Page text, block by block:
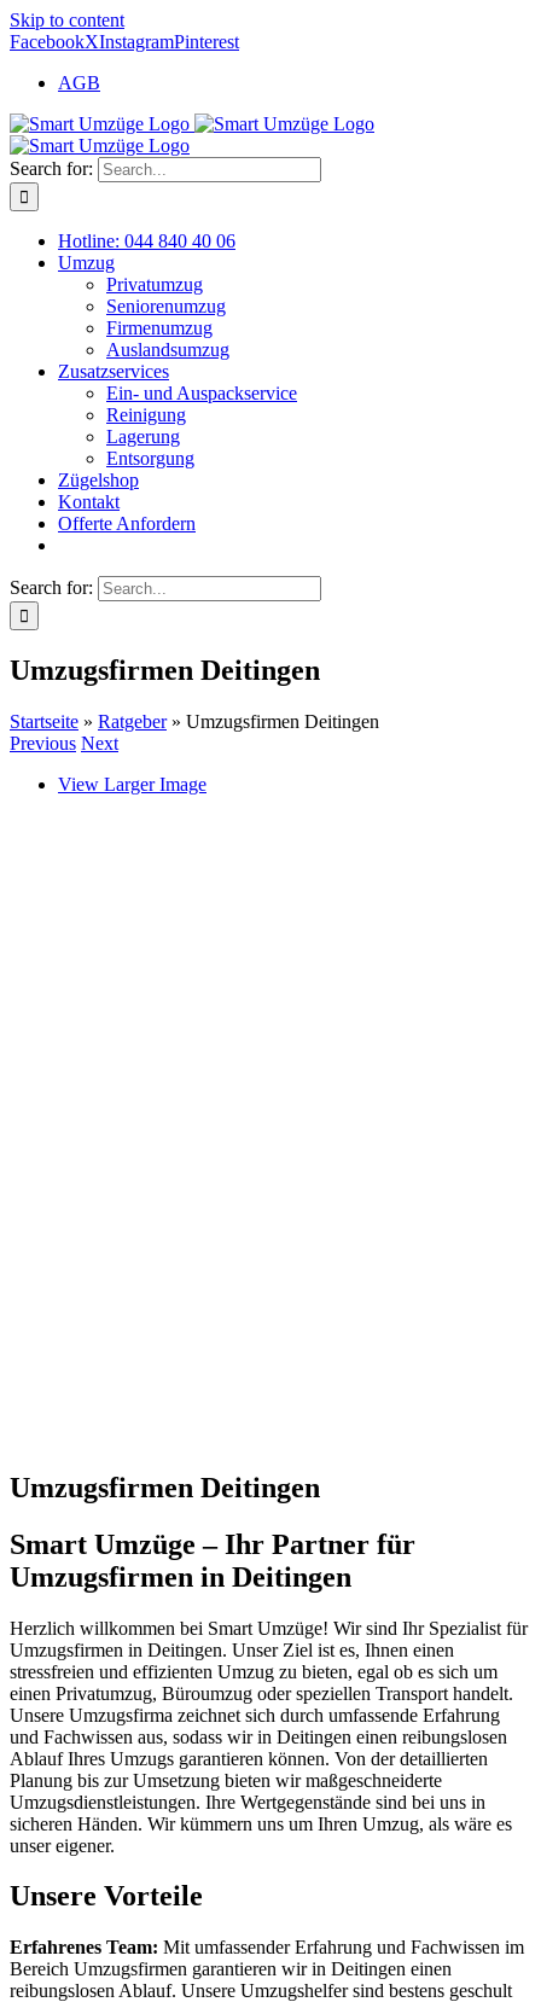
Skip to content
FacebookXInstagramPinterest
AGB
Search for:
Hotline: 044 840 40 06
Umzug
Privatumzug
Seniorenumzug
Firmenumzug
Auslandsumzug
Zusatzservices
Ein- und Auspackservice
Reinigung
Lagerung
Entsorgung
Zügelshop
Kontakt
Offerte Anfordern
Search for:
Umzugsfirmen Deitingen
Startseite » Ratgeber» Umzugsfirmen Deitingen
Previous Next
View Larger Image
Umzugsfirmen Deitingen
Smart Umzüge – Ihr Partner für
Umzugsfirmen in Deitingen
Herzlich willkommen bei Smart Umzüge! Wir sind Ihr Spezialist für
Umzugsfirmen in Deitingen. Unser Ziel ist es, Ihnen einen
stressfreien und effizienten Umzug zu bieten, egal ob es sich um
einen Privatumzug, Büroumzug oder speziellen Transport handelt.
Unsere Umzugsfirma zeichnet sich durch umfassende Erfahrung
und Fachwissen aus, sodass wir in Deitingen einen reibungslosen
Ablauf Ihres Umzugs garantieren können. Von der detaillierten
Planung bis zur Umsetzung bieten wir maßgeschneiderte
Umzugsdienstleistungen. Ihre Wertgegenstände sind bei uns in
sicheren Händen. Wir kümmern uns um Ihren Umzug, als wäre es
unser eigener.
Unsere Vorteile
Erfahrenes Team: Mit umfassender Erfahrung und Fachwissen im
Bereich Umzugsfirmen garantieren wir in Deitingen einen
reibungslosen Ablauf. Unsere Umzugshelfer sind bestens geschult